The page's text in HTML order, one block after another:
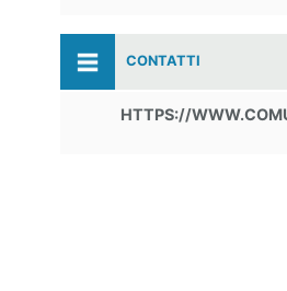
CONTATTI
HTTPS://